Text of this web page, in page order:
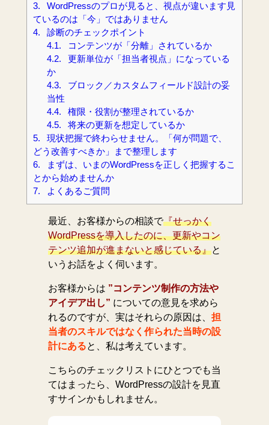
3.
WordPressのプロが見ると、視点が違います見
ているのは「今」ではありません
4.
診断のチェックポイント
4.1.
コンテンツが「分離」されているか
4.2.
更新単位が「担当者視点」になっている
か
4.3.
ブロック／カスタムフィールド設計の妥
当性
4.4.
権限・役割が整理されているか
4.5.
将来の更新を想定しているか
5.
現状把握で終わらせません。「何が問題で、
どう改善すべきか」まで整理します
6.
まずは、いまのWordPressを正しく把握するこ
とから始めませんか
7.
よくあるご質問
最近、お客様からの相談で『せっかく
WordPressを導入したのに、更新やコン
テンツ追加が進まないと感じている』と
いうお話をよく伺います。
お客様からは ”コンテンツ制作の方法や
アイデア出し” についての意見を求めら
れるのですが、実はそれらの原因は、 担
当者のスキルではなく作られた当時の設
計にあると、私は考えています。
こちらのチェックリストにひとつでも当
てはまったら、WordPressの設計を見直
すサインかもしれません。